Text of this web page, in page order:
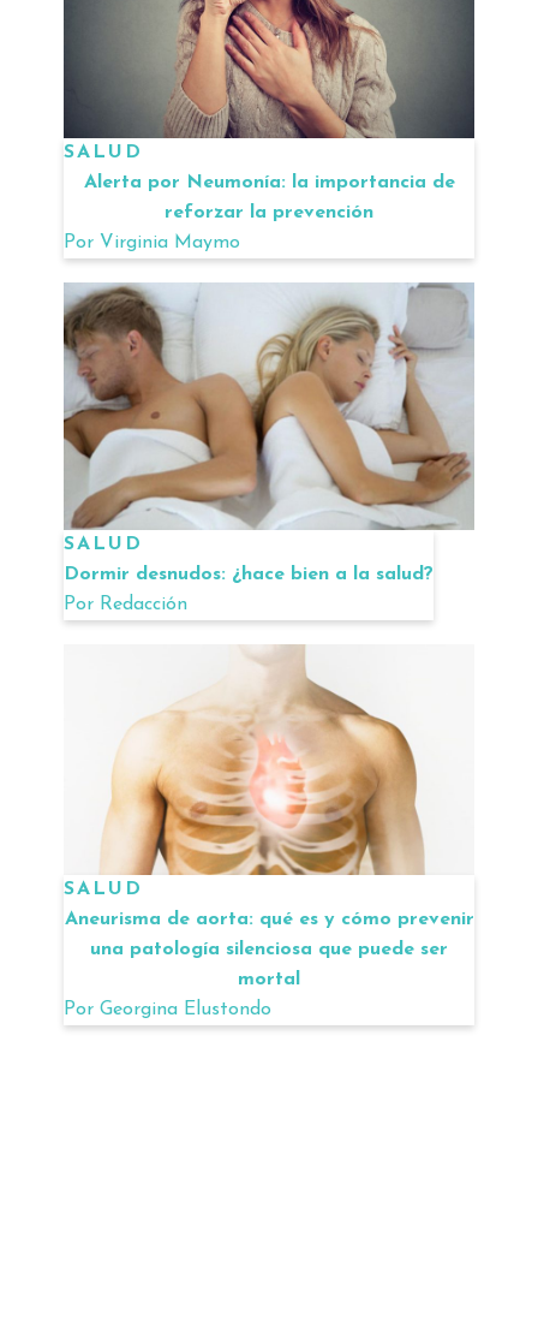
SALUD
Alerta por Neumonía: la importancia de
reforzar la prevención
Por Virginia Maymo
SALUD
Dormir desnudos: ¿hace bien a la salud?
Por Redacción
SALUD
Aneurisma de aorta: qué es y cómo prevenir
una patología silenciosa que puede ser
mortal
Por Georgina Elustondo